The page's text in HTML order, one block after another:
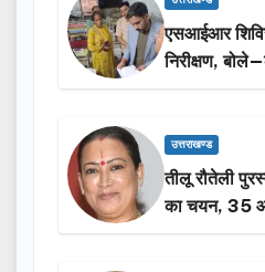
एसआईआर
निरीक्षण,
से न छूटे…
उत्तराखण्ड
तीलू रौतेली
का चयन, 35
होंगी सम्मानित…